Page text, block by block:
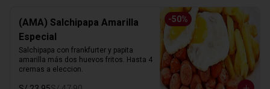
-50%
(AMA) Salchipapa Amarilla
Especial
Salchipapa con frankfurter y papita
amarilla más dos huevos fritos. Hasta 4
cremas a eleccion.